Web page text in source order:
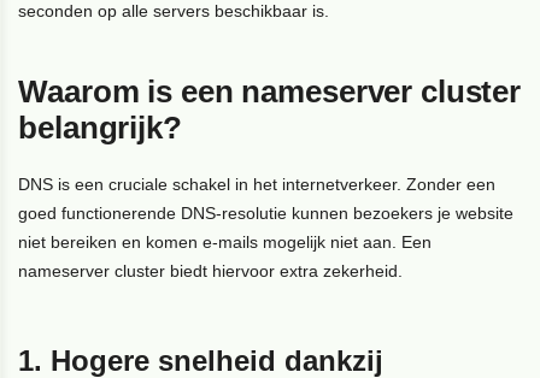
seconden op alle servers beschikbaar is.
Waarom is een nameserver cluster
belangrijk?
DNS is een cruciale schakel in het internetverkeer. Zonder een
goed functionerende DNS-resolutie kunnen bezoekers je website
niet bereiken en komen e-mails mogelijk niet aan. Een
nameserver cluster biedt hiervoor extra zekerheid.
1. Hogere snelheid dankzij